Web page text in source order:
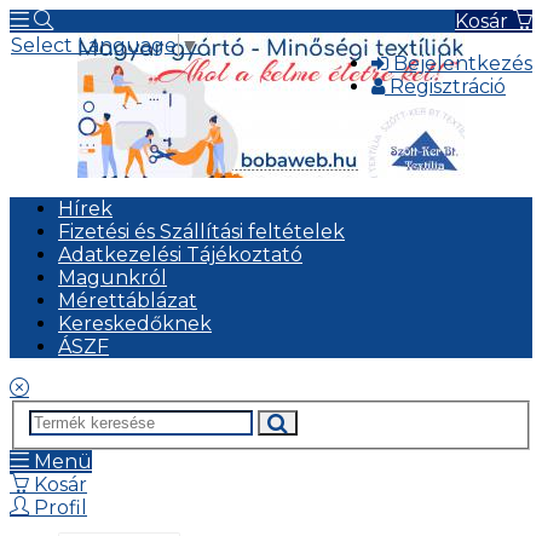
Kosár
Bejelentkezés
Regisztráció
Select Language▼
Hírek
Fizetési és Szállítási feltételek
Adatkezelési Tájékoztató
Magunkról
Mérettáblázat
Kereskedőknek
ÁSZF
Menü
Kosár
Profil